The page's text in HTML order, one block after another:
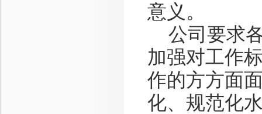
意义。
公司要求
加强对工作
作的方方面
化、规范化